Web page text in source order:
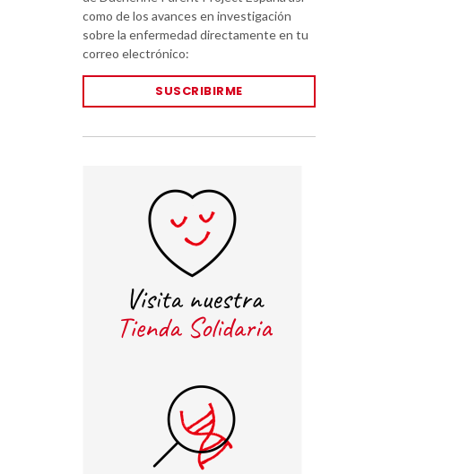
como de los avances en investigación
sobre la enfermedad directamente en tu
correo electrónico:
SUSCRIBIRME